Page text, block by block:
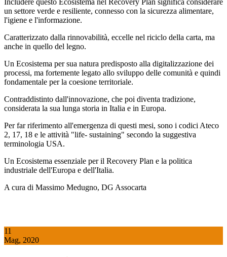
Includere questo Ecosistema nel Recovery Plan significa considerare
un settore verde e resiliente, connesso con la sicurezza alimentare,
l'igiene e l'informazione.
Caratterizzato dalla rinnovabilità, eccelle nel riciclo della carta, ma
anche in quello del legno.
Un Ecosistema per sua natura predisposto alla digitalizzazione dei
processi, ma fortemente legato allo sviluppo delle comunità e quindi
fondamentale per la coesione territoriale.
Contraddistinto dall'innovazione, che poi diventa tradizione,
considerata la sua lunga storia in Italia e in Europa.
Per far riferimento all'emergenza di questi mesi, sono i codici Ateco
2, 17, 18 e le attività "life- sustaining" secondo la suggestiva
terminologia USA.
Un Ecosistema essenziale per il Recovery Plan e la politica
industriale dell'Europa e dell'Italia.
A cura di Massimo Medugno, DG Assocarta
11
Mag, 2020